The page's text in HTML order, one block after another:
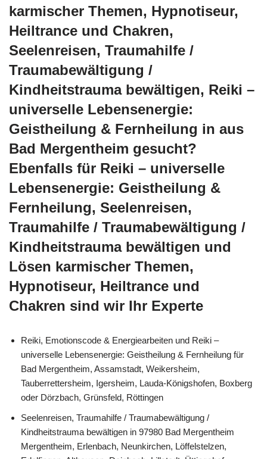
karmischer Themen, Hypnotiseur,
Heiltrance und Chakren,
Seelenreisen, Traumahilfe /
Traumabewältigung /
Kindheitstrauma bewältigen, Reiki –
universelle Lebensenergie:
Geistheilung & Fernheilung in aus
Bad Mergentheim gesucht?
Ebenfalls für Reiki – universelle
Lebensenergie: Geistheilung &
Fernheilung, Seelenreisen,
Traumahilfe / Traumabewältigung /
Kindheitstrauma bewältigen und
Lösen karmischer Themen,
Hypnotiseur, Heiltrance und
Chakren sind wir Ihr Experte
Reiki, Emotionscode & Energiearbeiten und Reiki –
universelle Lebensenergie: Geistheilung & Fernheilung für
Bad Mergentheim, Assamstadt, Weikersheim,
Tauberrettersheim, Igersheim, Lauda-Königshofen, Boxberg
oder Dörzbach, Grünsfeld, Röttingen
Seelenreisen, Traumahilfe / Traumabewältigung /
Kindheitstrauma bewältigen in 97980 Bad Mergentheim
Mergentheim, Erlenbach, Neunkirchen, Löffelstelzen,